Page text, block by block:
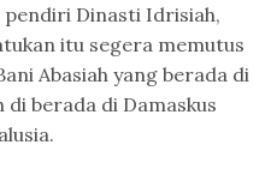
pendiri Dinasti Idrisiah,
itu segera memutus
Abasiah yang berada di
di berada di Damaskus